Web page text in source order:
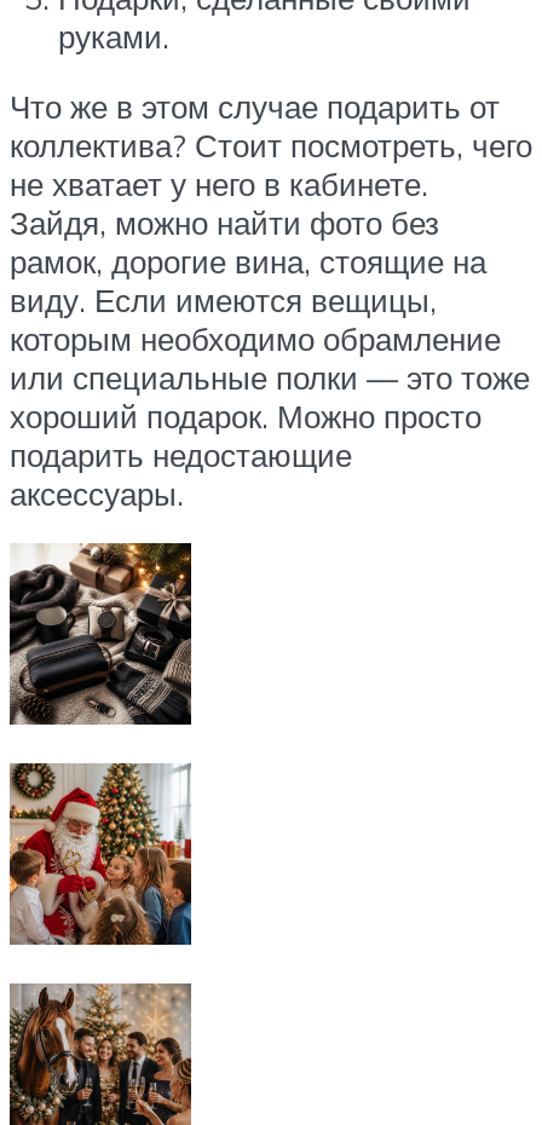
руками.
Что же в этом случае подарить от
коллектива? Стоит посмотреть, чего
не хватает у него в кабинете.
Зайдя, можно найти фото без
рамок, дорогие вина, стоящие на
виду. Если имеются вещицы,
которым необходимо обрамление
или специальные полки — это тоже
хороший подарок. Можно просто
подарить недостающие
аксессуары.